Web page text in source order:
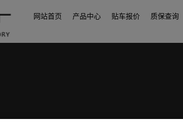
网站首页 产品中心 贴车报价 质保查询